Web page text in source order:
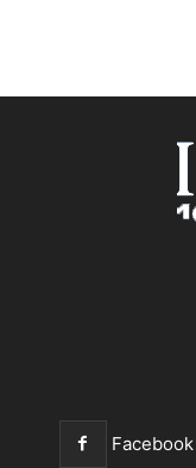
Facebook